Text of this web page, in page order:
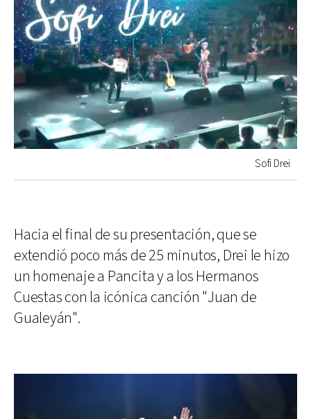
Sofi Drei
Hacia el final de su presentación, que se
extendió poco más de 25 minutos, Drei le hizo
un homenaje a Pancita y a los Hermanos
Cuestas con la icónica canción "Juan de
Gualeyán".